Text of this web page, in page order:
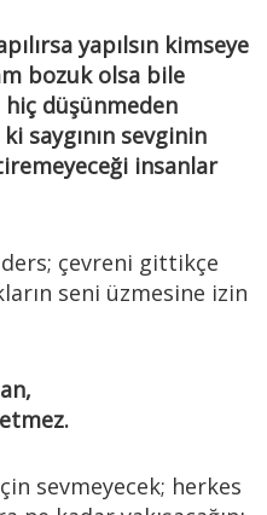
yapılsın kimseye
bozuk olsa bile
düşünmeden
saygının sevginin
insanlar
çevreni gittikçe
seni üzmesine izin
sevmeyecek; herkes